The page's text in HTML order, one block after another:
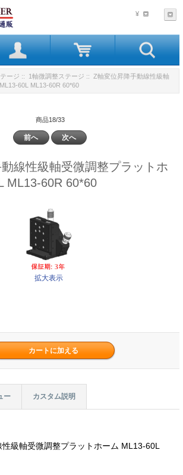
¥
ージ :: 1軸微調整ステージ :: Z軸変位昇降手動線性級軸
60L ML13-60R 60*60
商品18/33
前へ 次へ
線性級軸受微調整プラットホ
ML13-60R 60*60
拡大表示
ー カスタム説明
級軸受微調整プラットホーム ML13-60L